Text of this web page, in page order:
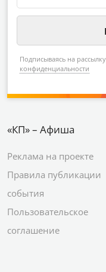
Подписываясь на
конфиденциальности
«КП» – Афиша
Реклама на проекте
Правила публикации
события
Пользовательское
соглашение